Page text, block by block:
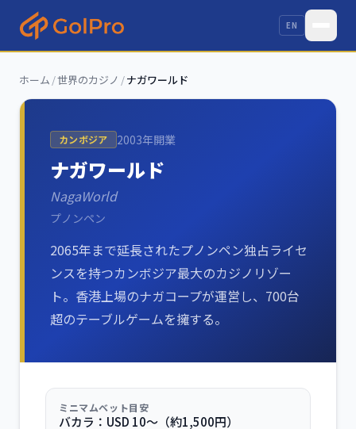
EN
ホーム /世界のカジノ /ナガワールド
カンボジア 2003年開業
ナガワールド
NagaWorld
プノンペン
2065年まで延長されたプノンペン独占ライセ
ンスを持つカンボジア最大のカジノリゾー
ト。香港上場のナガコープが運営し、700台
超のテーブルゲームを擁する。
ミニマムベット目安
バカラ：USD 10〜（約1,500円）